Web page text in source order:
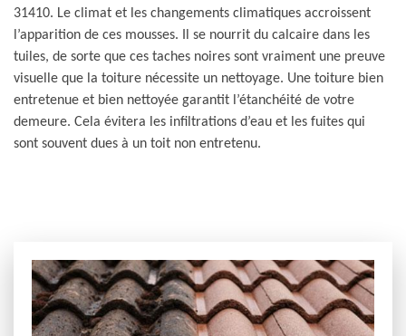
31410. Le climat et les changements climatiques accroissent
l’apparition de ces mousses. Il se nourrit du calcaire dans les
tuiles, de sorte que ces taches noires sont vraiment une preuve
visuelle que la toiture nécessite un nettoyage. Une toiture bien
entretenue et bien nettoyée garantit l’étanchéité de votre
demeure. Cela évitera les infiltrations d’eau et les fuites qui
sont souvent dues à un toit non entretenu.